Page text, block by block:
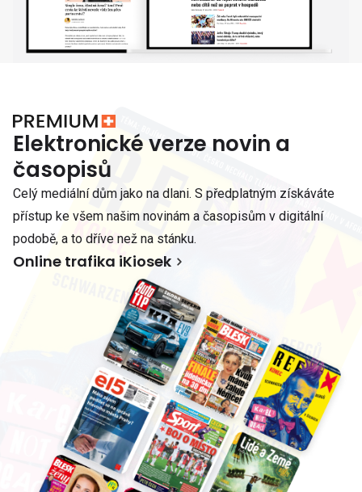
Elektronické verze novin a
časopisů
Celý mediální dům jako na dlani. S předplatným získáváte
přístup ke všem našim novinám a časopisům v digitální
podobě, a to dříve než na stánku.
Online trafika iKiosek